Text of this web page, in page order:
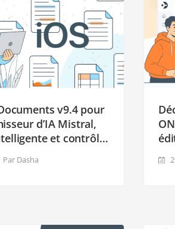
v9.4 pour
d’IA Mistral,
et contrôle
Par Dasha